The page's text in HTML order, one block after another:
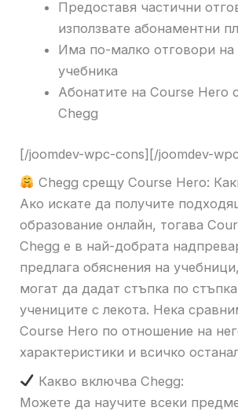
Предоставя частични
използвате абонаментни
Има по-малко отговори на
учебника
Абонатите на Course Hero
Chegg
[/joomdev-wpc-cons][/joomdev-
Chegg срещу Course Hero:
Ако искате да получите
образование онлайн, тогава
Chegg е в най-добрата
предлага обяснения на
могат да дадат стъпка по
учениците с лекота. Нека
Course Hero по отношение на
характеристики и всичко
Какво включва Chegg:
Можете да научите всеки